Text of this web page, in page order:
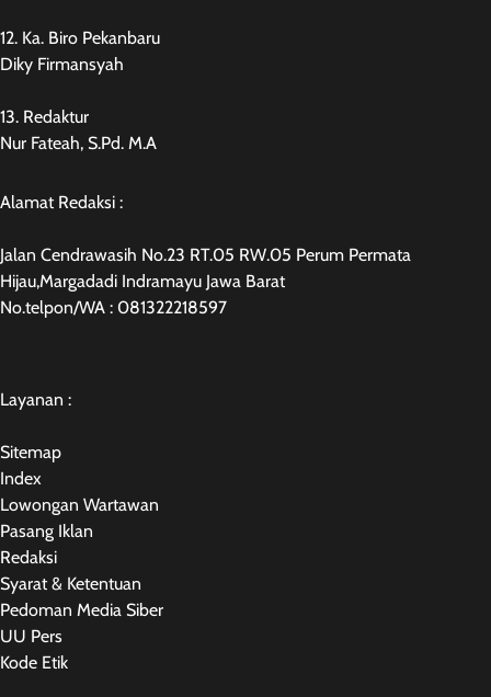
12. Ka. Biro Pekanbaru
Diky Firmansyah
13. Redaktur
Nur Fateah, S.Pd. M.A
Alamat Redaksi :
Jalan Cendrawasih No.23 RT.05 RW.05 Perum Permata
Hijau,Margadadi Indramayu Jawa Barat
No.telpon/WA : 081322218597
Layanan :
Sitemap
Index
Lowongan Wartawan
Pasang Iklan
Redaksi
Syarat & Ketentuan
Pedoman Media Siber
UU Pers
Kode Etik